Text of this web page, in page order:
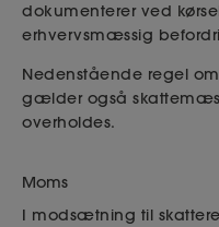
dokumenterer ved
erhvervsmæssig
Nedenstående regel
gælder også
overholdes.
Moms
I modsætning til